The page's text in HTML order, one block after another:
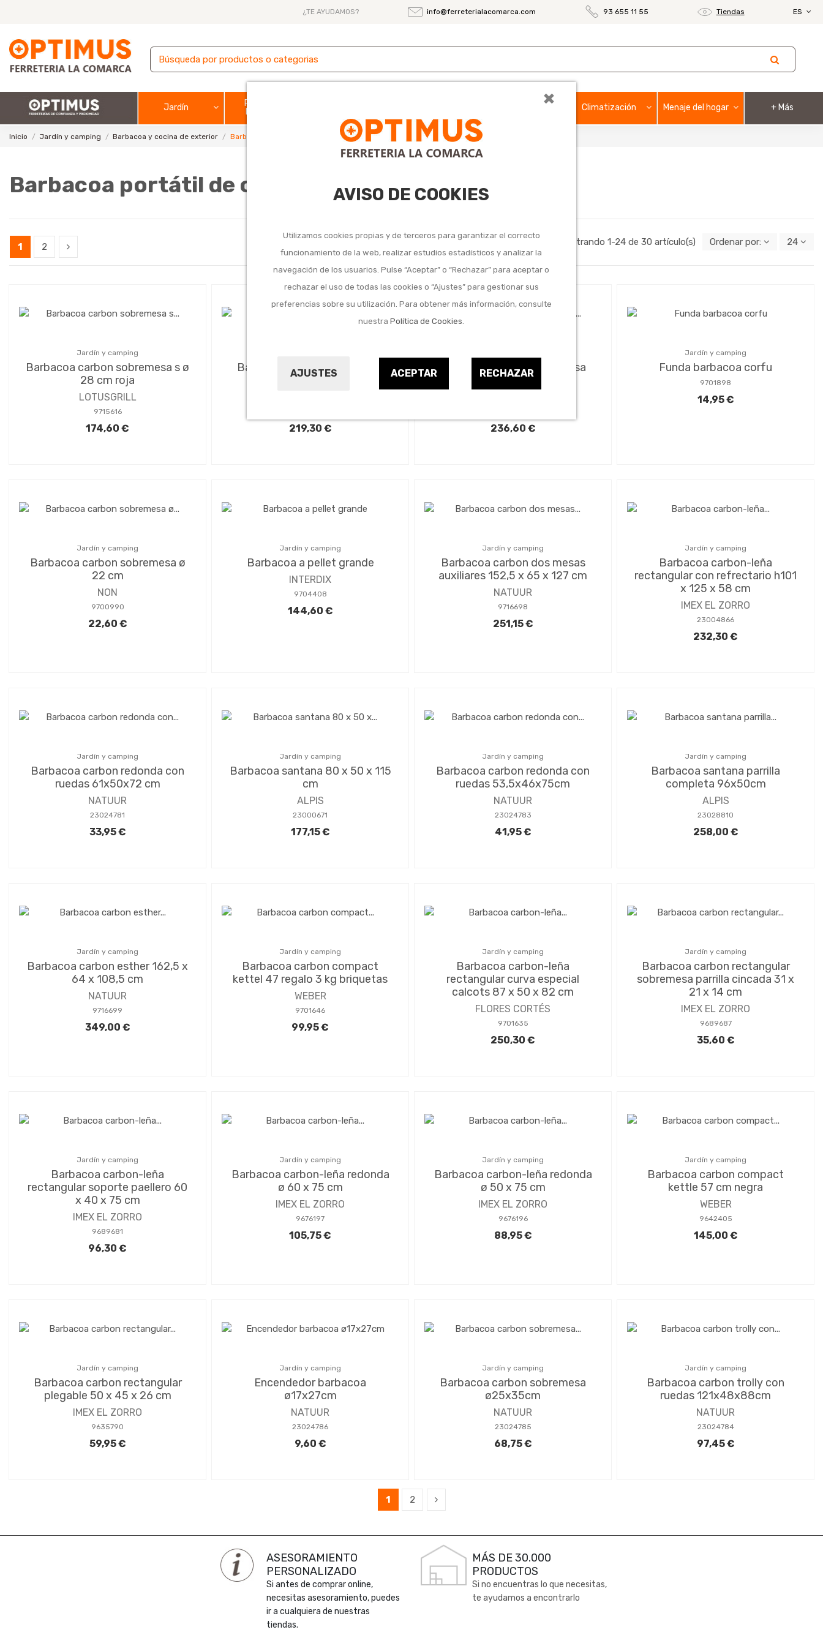
×
AVISO DE COOKIES
Utilizamos cookies propias y de terceros para garantizar el correcto
funcionamiento de la web, realizar estudios estadísticos y analizar la
navegación de los usuarios. Pulse “Aceptar” o “Rechazar” para aceptar o
rechazar el uso de todas las cookies o “Ajustes” para gestionar sus
preferencias sobre su utilización. Para obtener más información, consulte
nuestraPolítica de Cookies
AJUSTES ACEPTAR RECHAZAR
¿TE AYUDAMOS? info@ferreterialacomarca.com 93 655 11 55 Tiendas ES
Jardín
Pintura y
Climatización Menaje del hogar + Más
Inicio Jardín y camping Barbacoa y cocina de exterior Barbacoa portátil de carbón o leña
Barbacoa portátil de carbón o leña
1 2 Mostrando 1-24 de 30 artículo(s) Ordenar por: 24
Jardín y camping
Barbacoa carbon sobremesa s ø
28 cm roja
LOTUSGRILL
9715616
174,60 €
Barbacoa carbon sobremesa
classic ø 34 cm azul
219,30 €
Barbacoa carbon sobremesa
classic ø 34 cm roja
236,60 €
Jardín y camping
Funda barbacoa corfu
9701898
14,95 €
Jardín y camping
Barbacoa carbon sobremesa ø
22 cm
NON
9700990
22,60 €
Jardín y camping
Barbacoa a pellet grande
INTERDIX
9704408
144,60 €
Jardín y camping
Barbacoa carbon dos mesas
auxiliares 152,5 x 65 x 127 cm
NATUUR
9716698
251,15 €
Jardín y camping
Barbacoa carbon-leña
rectangular con refrectario h101
x 125 x 58 cm
IMEX EL ZORRO
23004866
232,30 €
Jardín y camping
Barbacoa carbon redonda con
ruedas 61x50x72 cm
NATUUR
23024781
33,95 €
Jardín y camping
Barbacoa santana 80 x 50 x 115
cm
ALPIS
23000671
177,15 €
Jardín y camping
Barbacoa carbon redonda con
ruedas 53,5x46x75cm
NATUUR
23024783
41,95 €
Jardín y camping
Barbacoa santana parrilla
completa 96x50cm
ALPIS
23028810
258,00 €
Jardín y camping
Barbacoa carbon esther 162,5 x
64 x 108,5 cm
NATUUR
9716699
349,00 €
Jardín y camping
Barbacoa carbon compact
kettel 47 regalo 3 kg briquetas
WEBER
9701646
99,95 €
Jardín y camping
Barbacoa carbon-leña
rectangular curva especial
calcots 87 x 50 x 82 cm
FLORES CORTÉS
9701635
250,30 €
Jardín y camping
Barbacoa carbon rectangular
sobremesa parrilla cincada 31 x
21 x 14 cm
IMEX EL ZORRO
9689687
35,60 €
Jardín y camping
Barbacoa carbon-leña
rectangular soporte paellero 60
x 40 x 75 cm
IMEX EL ZORRO
9689681
96,30 €
Jardín y camping
Barbacoa carbon-leña redonda
ø 60 x 75 cm
IMEX EL ZORRO
9676197
105,75 €
Jardín y camping
Barbacoa carbon-leña redonda
ø 50 x 75 cm
IMEX EL ZORRO
9676196
88,95 €
Jardín y camping
Barbacoa carbon compact
kettle 57 cm negra
WEBER
9642405
145,00 €
Jardín y camping
Barbacoa carbon rectangular
plegable 50 x 45 x 26 cm
IMEX EL ZORRO
9635790
59,95 €
Jardín y camping
Encendedor barbacoa
ø17x27cm
NATUUR
23024786
9,60 €
Jardín y camping
Barbacoa carbon sobremesa
ø25x35cm
NATUUR
23024785
68,75 €
Jardín y camping
Barbacoa carbon trolly con
ruedas 121x48x88cm
NATUUR
23024784
97,45 €
1 2
ASESORAMIENTO
PERSONALIZADO
Si antes de comprar online,
necesitas asesoramiento, puedes
ir a cualquiera de nuestras
tiendas.
MÁS DE 30.000
PRODUCTOS
Si no encuentras lo que necesitas,
te ayudamos a encontrarlo